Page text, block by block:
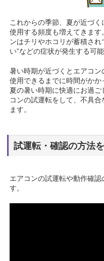
これからの季節、夏が近づ
使用する頻度も増えてきま
ンはチリやホコリが蓄積され
い”などの症状が発生する可
暑い時期が近づくとエアコ
使用できるまでに時間がかか
夏の暑い時期に快適にお過
コンの試運転をして、不具
ます。
試運転・確認の方法
エアコンの試運転や動作確
す。